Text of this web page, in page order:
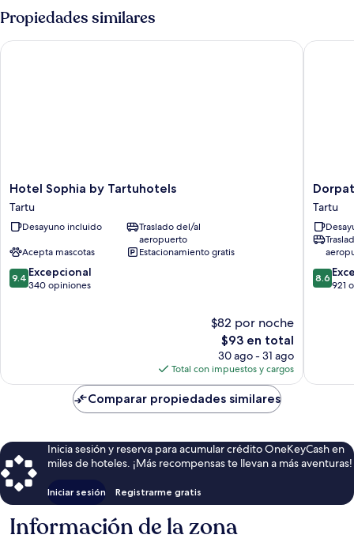
con
2
camas
individuales
Propiedades similares
Hotel
Sophia
by
Tartuhotels
Hotel Sophia by Tartuhotels
Tartu
Desayuno incluido
Traslado del/al
aeropuerto
Acepta mascotas
Estacionamiento gratis
9.4
de
9.4 Excepcional
340 opiniones
$82 por noche
El
precio
actual
es
de
$93
$93 en total
30 ago - 31 ago
Total con impuestos y cargos
Hotel Sophia by Tartuhotels
Dorpat
Hotel
Tartu
Tartu
8.6
de
8.6
921
Dorpat
Comparar propiedades similares
Inicia sesión y reserva para acumular crédito OneKeyCash en
miles de hoteles. ¡Más recompensas te llevan a más aventuras!
Iniciar sesión Registrarme gratis
Información de la zona